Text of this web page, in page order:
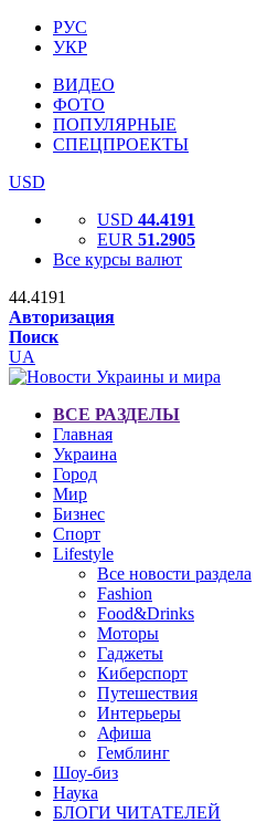
РУС
УКР
ВИДЕО
ФОТО
ПОПУЛЯРНЫЕ
СПЕЦПРОЕКТЫ
USD
USD 44.4191
EUR 51.2905
Все курсы валют
44.4191
Авторизация
Поиск
UA
ВСЕ РАЗДЕЛЫ
Главная
Украина
Город
Мир
Бизнес
Спорт
Lifestyle
Все новости раздела
Fashion
Food&Drinks
Моторы
Гаджеты
Киберспорт
Путешествия
Интерьеры
Афиша
Гемблинг
Шоу-биз
Наука
БЛОГИ ЧИТАТЕЛЕЙ